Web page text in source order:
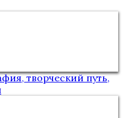
творческий путь,